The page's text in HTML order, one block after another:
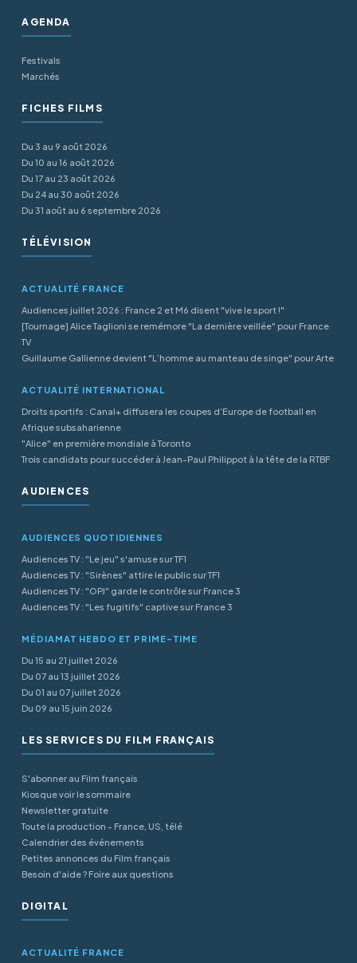
AGENDA
Festivals
Marchés
FICHES FILMS
Du 3 au 9 août 2026
Du 10 au 16 août 2026
Du 17 au 23 août 2026
Du 24 au 30 août 2026
Du 31 août au 6 septembre 2026
TÉLÉVISION
ACTUALITÉ FRANCE
Audiences juillet 2026 : France 2 et M6 disent "vive le sport !"
[Tournage] Alice Taglioni se remémore "La dernière veillée" pour France
TV
Guillaume Gallienne devient "L’homme au manteau de singe" pour Arte
ACTUALITÉ INTERNATIONAL
Droits sportifs : Canal+ diffusera les coupes d’Europe de football en
Afrique subsaharienne
"Alice" en première mondiale à Toronto
Trois candidats pour succéder à Jean-Paul Philippot à la tête de la RTBF
AUDIENCES
AUDIENCES QUOTIDIENNES
Audiences TV : "Le jeu" s'amuse sur TF1
Audiences TV : "Sirènes" attire le public sur TF1
Audiences TV : "OPJ" garde le contrôle sur France 3
Audiences TV : "Les fugitifs" captive sur France 3
MÉDIAMAT HEBDO ET PRIME-TIME
Du 15 au 21 juillet 2026
Du 07 au 13 juillet 2026
Du 01 au 07 juillet 2026
Du 09 au 15 juin 2026
LES SERVICES DU FILM FRANÇAIS
S'abonner au Film français
Kiosque voir le sommaire
Newsletter gratuite
Toute la production - France, US, télé
Calendrier des événements
Petites annonces du Film français
Besoin d'aide ? Foire aux questions
DIGITAL
ACTUALITÉ FRANCE